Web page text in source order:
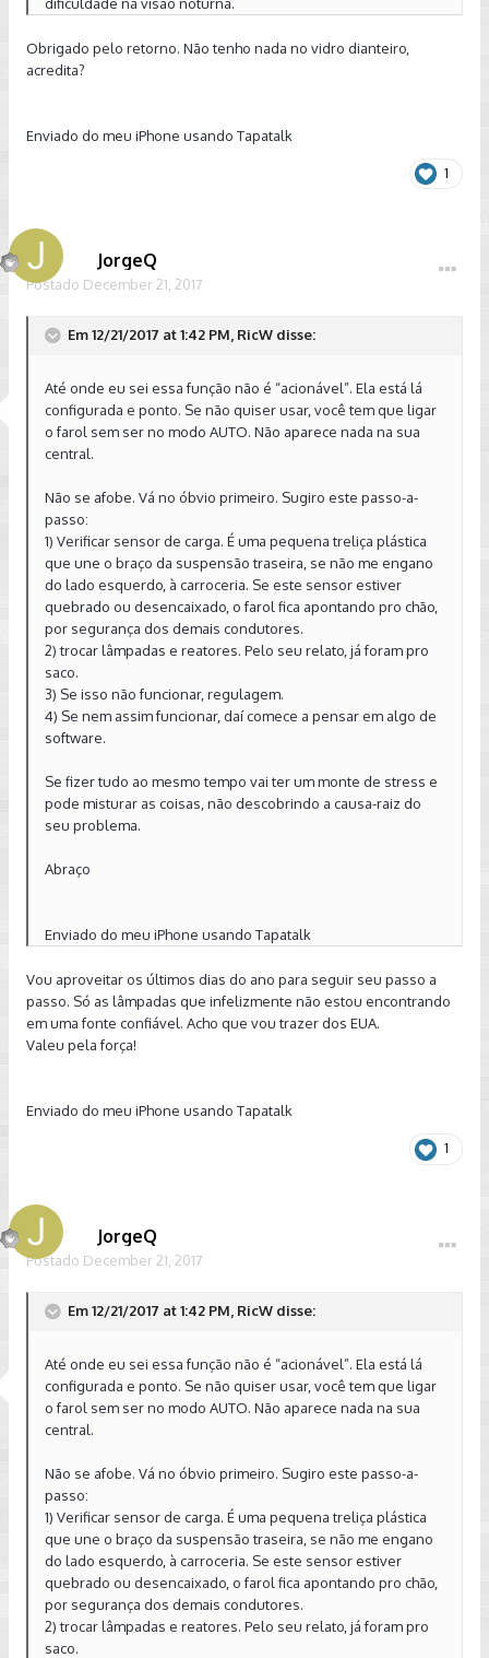
Obrigado pelo retorno. Não tenho nada no vidro dianteiro,
acredita?
Enviado do meu iPhone usando Tapatalk
1
JorgeQ
Postado December 21, 2017
Em 12/21/2017 at 1:42 PM, RicW disse:
Até onde eu sei essa função não é “acionável”. Ela está lá
configurada e ponto. Se não quiser usar, você tem que ligar
o farol sem ser no modo AUTO. Não aparece nada na sua
central.
Não se afobe. Vá no óbvio primeiro. Sugiro este passo-a-
passo:
1) Verificar sensor de carga. É uma pequena treliça plástica
que une o braço da suspensão traseira, se não me engano
do lado esquerdo, à carroceria. Se este sensor estiver
quebrado ou desencaixado, o farol fica apontando pro chão,
por segurança dos demais condutores.
2) trocar lâmpadas e reatores. Pelo seu relato, já foram pro
saco.
3) Se isso não funcionar, regulagem.
4) Se nem assim funcionar, daí comece a pensar em algo de
software.
Se fizer tudo ao mesmo tempo vai ter um monte de stress e
pode misturar as coisas, não descobrindo a causa-raiz do
seu problema.
Abraço
Enviado do meu iPhone usando Tapatalk
Vou aproveitar os últimos dias do ano para seguir seu passo a
passo. Só as lâmpadas que infelizmente não estou encontrando
em uma fonte confiável. Acho que vou trazer dos EUA.
Valeu pela força!
Enviado do meu iPhone usando Tapatalk
1
JorgeQ
Postado December 21, 2017
Em 12/21/2017 at 1:42 PM, RicW disse:
Até onde eu sei essa função não é “acionável”. Ela está lá
configurada e ponto. Se não quiser usar, você tem que ligar
o farol sem ser no modo AUTO. Não aparece nada na sua
central.
Não se afobe. Vá no óbvio primeiro. Sugiro este passo-a-
passo:
1) Verificar sensor de carga. É uma pequena treliça plástica
que une o braço da suspensão traseira, se não me engano
do lado esquerdo, à carroceria. Se este sensor estiver
quebrado ou desencaixado, o farol fica apontando pro chão,
por segurança dos demais condutores.
2) trocar lâmpadas e reatores. Pelo seu relato, já foram pro
saco.